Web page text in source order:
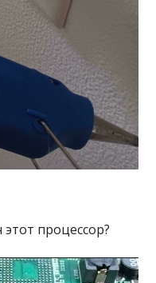
процессор?